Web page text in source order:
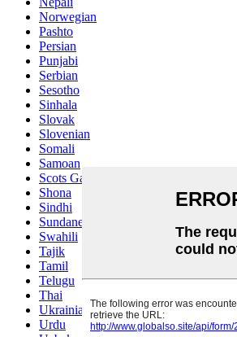
Norwegian
Pashto
Persian
Punjabi
Serbian
Sesotho
Sinhala
Slovak
Slovenian
Somali
Samoan
Scots Gaelic
Shona
Sindhi
Sundanese
Swahili
Tajik
Tamil
Telugu
Thai
Ukrainian
Urdu